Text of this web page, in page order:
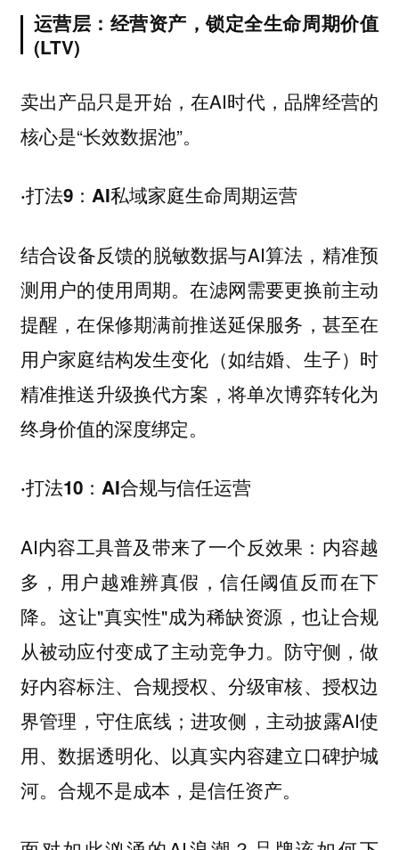
运营层：经营资产，锁定全生命周期价值
(LTV)
卖出产品只是开始，在AI时代，品牌经营的
核心是“长效数据池”。
·打法9：AI私域家庭生命周期运营
结合设备反馈的脱敏数据与AI算法，精准预
测用户的使用周期。在滤网需要更换前主动
提醒，在保修期满前推送延保服务，甚至在
用户家庭结构发生变化（如结婚、生子）时
精准推送升级换代方案，将单次博弈转化为
终身价值的深度绑定。
·打法10：AI合规与信任运营
AI内容工具普及带来了一个反效果：内容越
多，用户越难辨真假，信任阈值反而在下
降。这让"真实性"成为稀缺资源，也让合规
从被动应付变成了主动竞争力。防守侧，做
好内容标注、合规授权、分级审核、授权边
界管理，守住底线；进攻侧，主动披露AI使
用、数据透明化、以真实内容建立口碑护城
河。合规不是成本，是信任资产。